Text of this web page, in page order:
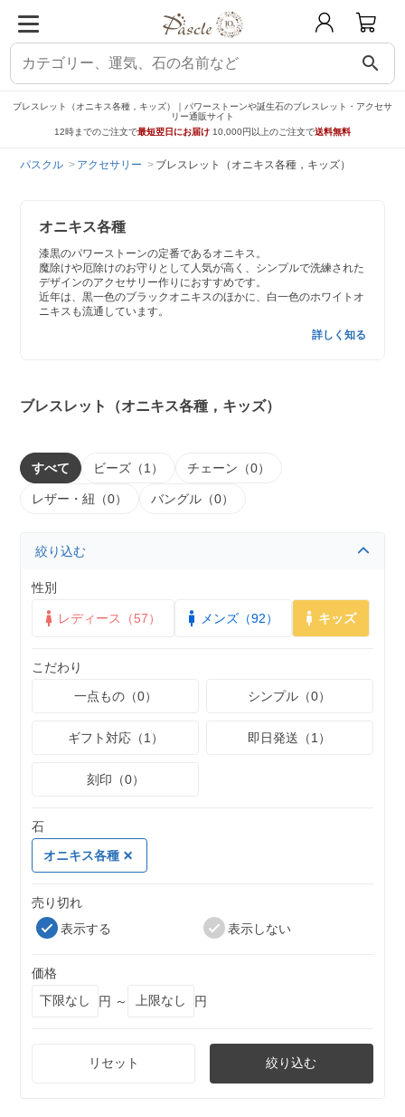
search
ブレスレット（オニキス各種，キッズ）｜パワーストーンや誕生石のブレスレット・アクセサ
リー通販サイト
12時までのご注文で最短翌日にお届け 10,000円以上のご注文で送料無料
パスクル アクセサリー ブレスレット（オニキス各種，キッズ）
オニキス各種
漆黒のパワーストーンの定番であるオニキス。
魔除けや厄除けのお守りとして人気が高く、シンプルで洗練された
デザインのアクセサリー作りにおすすめです。
近年は、黒一色のブラックオニキスのほかに、白一色のホワイトオ
ニキスも流通しています。
詳しく知る
ブレスレット（オニキス各種，キッズ）
すべて ビーズ（1） チェーン（0）
レザー・紐（0） バングル（0）
絞り込む
性別
レディース（57） メンズ（92） キッズ
こだわり
一点もの（0）
シンプル（0）
ギフト対応（1） 即日発送（1）
刻印（0）
石
オニキス各種
売り切れ
表示する
表示しない
価格
円 ～
円
リセット 絞り込む